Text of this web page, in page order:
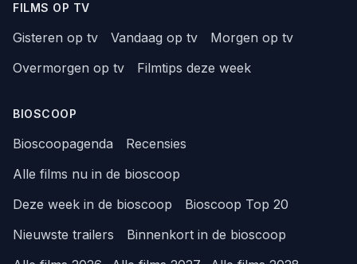
FILMS OP TV
Gisteren op tv Vandaag op tv
Morgen op tv
Overmorgen op tv
Filmtips deze week
BIOSCOOP
Bioscoopagenda
Recensies
Alle films nu in de bioscoop
Deze week in de bioscoop
Bioscoop Top 20
Nieuwste trailers
Binnenkort in de bioscoop